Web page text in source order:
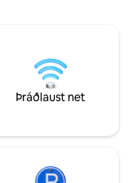
ógleymanlegar
Þráðlaust net